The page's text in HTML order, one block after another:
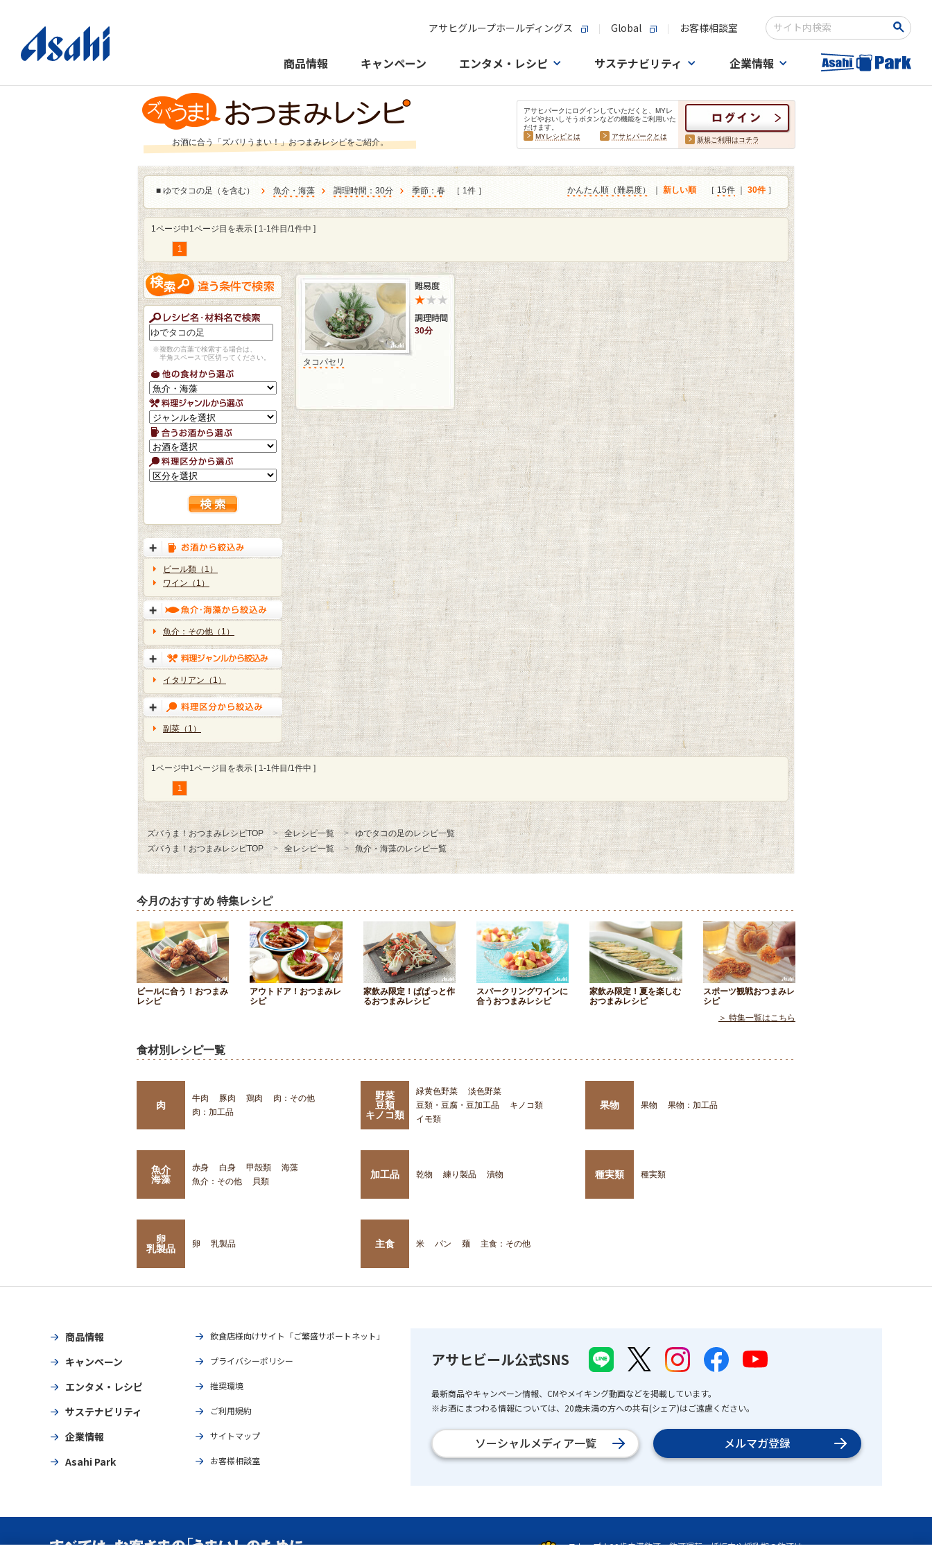
アサヒグループホールディングス Global お客様相談室
検索キーワード入力
商品情報 キャンペーン エンタメ・レシピ サステナビリティ 企業情報
お酒に合う「ズバリうまい！」おつまみレシピをご紹介。
アサヒパークにログインしていただくと、MYレ
シピやおいしそうボタンなどの機能をご利用いた
だけます。
MYレシピとは
アサヒパークとは 新規ご利用はコチラ
■ ゆでタコの足（を含む） 魚介・海藻 調理時間：30分 季節：春 ［ 1件 ］ かんたん順（難易度） 新しい順 ［ 15件 30件 ］
1ページ中1ページ目を表示 [ 1-1件目/1件中 ]
1
※複数の言葉で検索する場合は、
半角スペースで区切ってください。
ビール類（1）
ワイン（1）
魚介：その他（1）
イタリアン（1）
副菜（1）
30分
タコパセリ
1ページ中1ページ目を表示 [ 1-1件目/1件中 ]
1
ズバうま！おつまみレシピTOP 全レシピ一覧
ゆでタコの足のレシピ一覧
ズバうま！おつまみレシピTOP
全レシピ一覧 魚介・海藻のレシピ一覧
今月のおすすめ 特集レシピ
ビールに合う！おつまみ
レシピ
アウトドア！おつまみレ
シピ
家飲み限定！ぱぱっと作
るおつまみレシピ
スパークリングワインに
合うおつまみレシピ
家飲み限定！夏を楽しむ
おつまみレシピ
スポーツ観戦おつまみレ
シピ
＞ 特集一覧はこちら
食材別レシピ一覧
肉
牛肉 豚肉 鶏肉
肉：その他
肉：加工品
野菜
豆類
キノコ類
緑黄色野菜
淡色野菜
豆類・豆腐・豆加工品
キノコ類
イモ類
果物 果物 果物：加工品
魚介
海藻
赤身 白身 甲殻類
海藻
魚介：その他
貝類
加工品 乾物 練り製品 漬物 種実類 種実類
卵
乳製品
卵 乳製品 主食 米 パン 麺 主食：その他
商品情報
キャンペーン
エンタメ・レシピ
サステナビリティ
企業情報
Asahi Park
飲食店様向けサイト「ご繁盛サポートネット」
プライバシーポリシー
推奨環境
ご利用規約
サイトマップ
お客様相談室
アサヒビール公式SNS
最新商品やキャンペーン情報、CMやメイキング動画などを掲載しています。
※お酒にまつわる情報については、20歳未満の方への共有(シェア)はご遠慮ください。
ソーシャルメディア一覧 メルマガ登録